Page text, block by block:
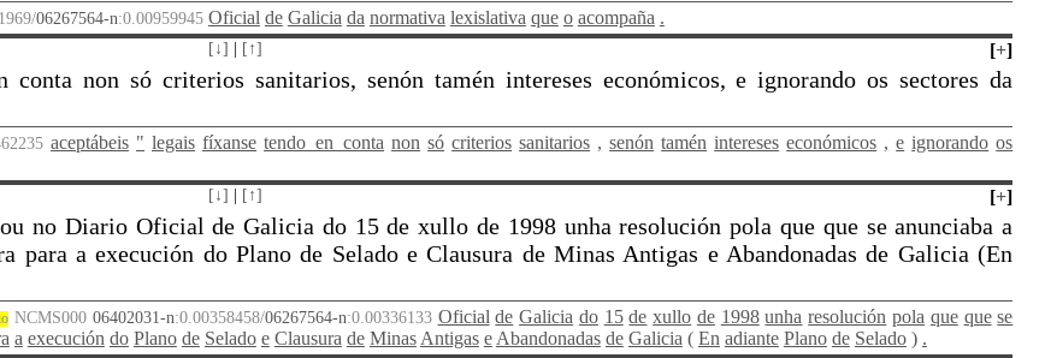
06267564-n:0.00959945 Oficial de Galicia da normativa lexislativa que o acompaña .
[↓] [↑] [+]
non só criterios sanitarios, senón tamén intereses económicos, e ignorando os sectores da
aceptábeis " legais fíxanse tendo_en_conta non só criterios sanitarios , senón tamén intereses económicos , e ignorando os
[↓] [↑] [+]
no Diario Oficial de Galicia do 15 de xullo de 1998 unha resolución pola que que se anunciaba a
para a execución do Plano de Selado e Clausura de Minas Antigas e Abandonadas de Galicia (En
NCMS000 06402031-n:0.00358458/06267564-n:0.00336133 Oficial de Galicia do 15 de xullo de 1998 unha resolución pola que que se
a execución do Plano de Selado e Clausura de Minas Antigas e Abandonadas de Galicia ( En adiante Plano de Selado ) .